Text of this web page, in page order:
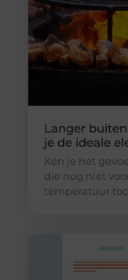
Langer
je de ideale
Ken je het
die nog niet
temperatuur